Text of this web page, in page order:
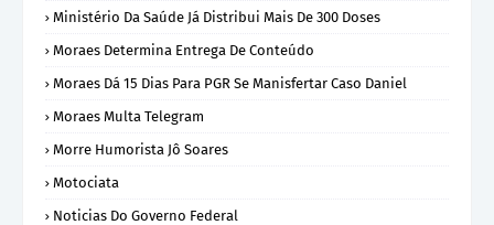
Ministério Da Saúde Já Distribui Mais De 300 Doses
Moraes Determina Entrega De Conteúdo
Moraes Dá 15 Dias Para PGR Se Manisfertar Caso Daniel
Moraes Multa Telegram
Morre Humorista Jô Soares
Motociata
Noticias Do Governo Federal